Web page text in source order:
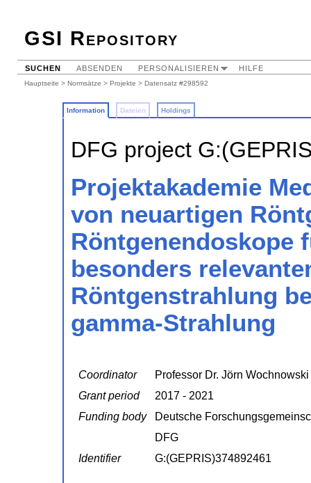
GSI Repository
SUCHEN ABSENDEN PERSONALISIEREN HILFE
Hauptseite > Normsätze > Projekte > Datensatz #298592
Information Dateien Holdings
DFG project
Projektakademie
von neuartigen
Röntgenendoskope
besonders
Röntgenstrahlung
gamma-Strahlung
Coordinator
Professor Dr. Jörn Wochnowski
Grant period
2017 - 2021
Funding body
Deutsche
DFG
Identifier
G:(GEPRIS)374892461